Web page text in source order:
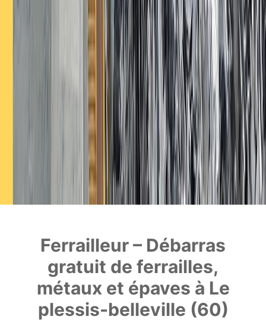
Ferrailleur – Débarras
gratuit de ferrailles,
métaux et épaves à Le
plessis-belleville (60)